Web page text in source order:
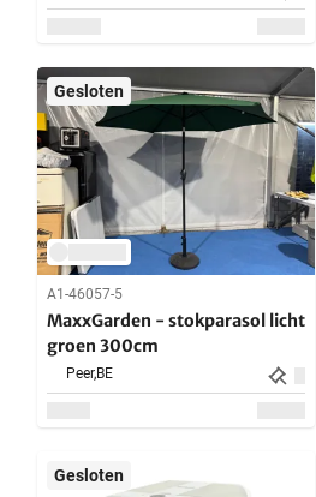
Gesloten
A1-46057-5
MaxxGarden - stokparasol licht
groen 300cm
Peer,BE
Gesloten